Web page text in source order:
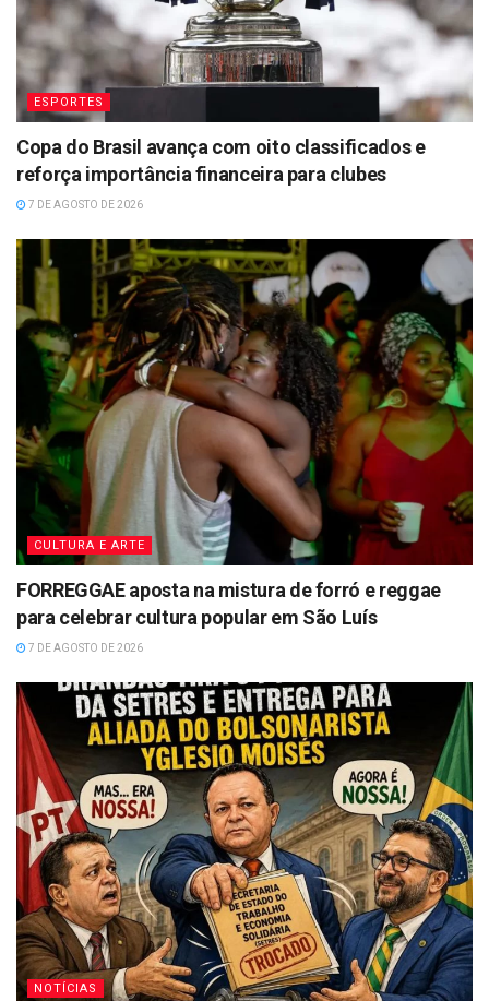
ESPORTES
Copa do Brasil avança com oito classificados e
reforça importância financeira para clubes
7 DE AGOSTO DE 2026
CULTURA E ARTE
FORREGGAE aposta na mistura de forró e reggae
para celebrar cultura popular em São Luís
7 DE AGOSTO DE 2026
NOTÍCIAS